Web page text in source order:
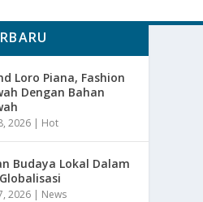
Loro Piana, Fashion
Dengan Bahan
2026 | Hot
Budaya Lokal Dalam
2026 | News